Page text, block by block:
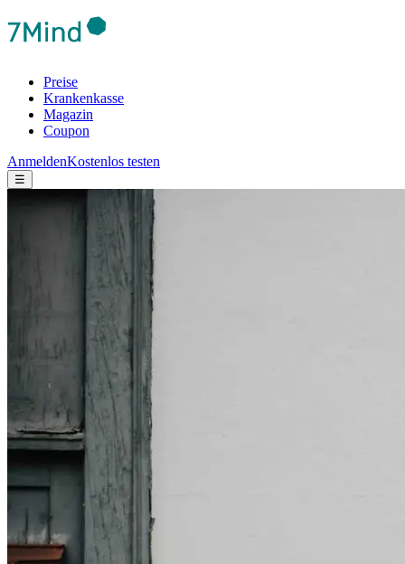
Preise
Krankenkasse
Magazin
Coupon
AnmeldenKostenlos testen
☰